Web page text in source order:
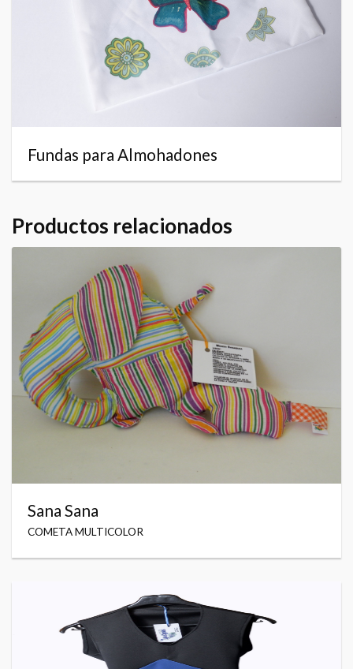
Fundas para Almohadones
Productos relacionados
Sana Sana
COMETA MULTICOLOR